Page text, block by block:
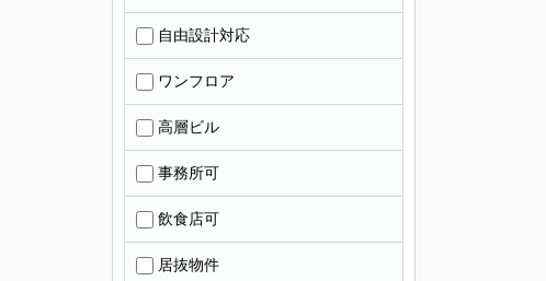
自由設計対応
ワンフロア
高層ビル
事務所可
飲食店可
居抜物件